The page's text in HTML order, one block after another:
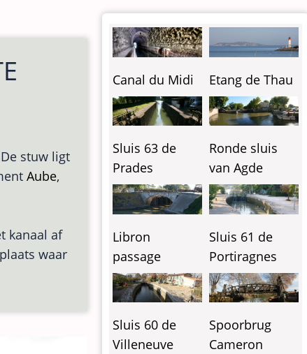
stuw ligt
Aube,
kanaal af
waar
Canal du Midi Etang de Thau
Sluis 63 de
Prades
Ronde sluis
van Agde
Libron
passage
Sluis 61 de
Portiragnes
Sluis 60 de
Villeneuve
Spoorbrug
Cameron